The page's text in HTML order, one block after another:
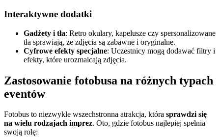
Interaktywne dodatki
Gadżety i tła: Retro okulary, kapelusze czy spersonalizowane
tła sprawiają, że zdjęcia są zabawne i oryginalne.
Cyfrowe efekty specjalne: Uczestnicy mogą dodawać filtry i
efekty, które urozmaicają zdjęcia.
Zastosowanie fotobusa na różnych typach
eventów
Fotobus to niezwykle wszechstronna atrakcja, która sprawdzi się
na wielu rodzajach imprez. Oto, gdzie fotobus najlepiej spełnia
swoją rolę: